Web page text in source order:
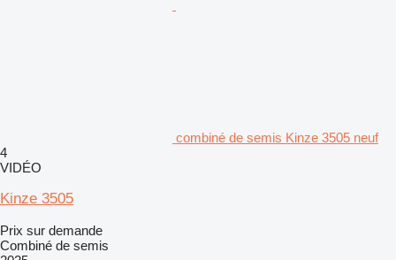
combiné de semis Kinze 3505 neuf
4
VIDÉO
Kinze 3505
Prix sur demande
Combiné de semis